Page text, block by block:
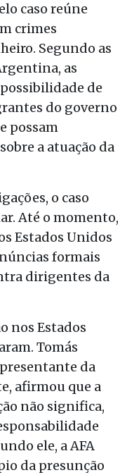
caso reúne
crimes
Segundo as
as
de
do governo
possam
a atuação da
o caso
Até o momento,
Estados Unidos
formais
dirigentes da
nos Estados
Tomás
da
afirmou que a
não significa,
ele, a AFA
da presunção